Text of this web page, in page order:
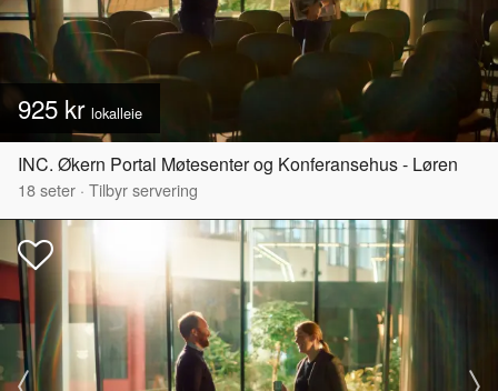
925 kr lokalleie
INC. Økern Portal Møtesenter og Konferansehus - Løren
18seter · Tilbyr servering